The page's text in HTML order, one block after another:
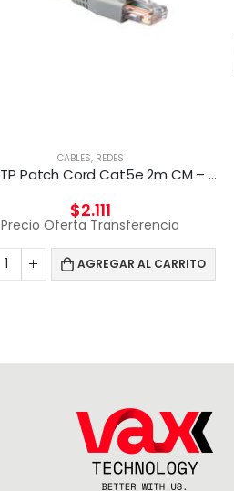
CABLES, REDES
NXT UTP Patch Cord Cat5e 2m CM – GRIS
$2.111
Precio Oferta Transferencia
AGREGAR AL CARRITO